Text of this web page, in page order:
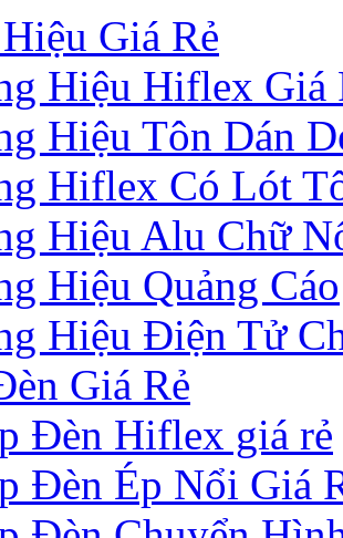
Giá Rẻ
Hiệu Hiflex Giá
Hiệu Tôn Dán
Hiflex Có Lót
Hiệu Alu Chữ
Hiệu Quảng Cáo
Hiệu Điện Tử
Giá Rẻ
Đèn Hiflex giá rẻ
Đèn Ép Nổi Giá